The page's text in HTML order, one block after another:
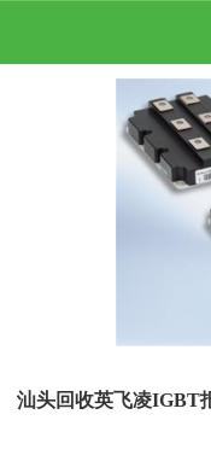
汕头回收英飞凌IGBT